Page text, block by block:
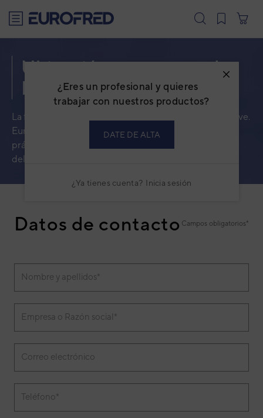
¿Eres un profesional y quieres
trabajar con nuestros productos?
DATE DE ALTA
¿Ya tienes cuenta? Inicia sesión
Ubicación y contacto de
Eurofred Academy
La formación a clientes es una de nuestras apuestas clave.
Eurofred Academy proporciona formación teórica y
práctica para mantenerte a la última con las novedades
del sector.
Datos de contacto Campos obligatorios*
Nombre y apellidos*
Empresa o Razón social*
Correo electrónico
Teléfono*